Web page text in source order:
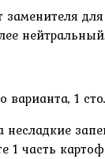
варианта, 1
несладкие
1 часть